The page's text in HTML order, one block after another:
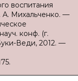
воспитания
А. Михальченко. —
конф. (г.
Веди, 2012. —